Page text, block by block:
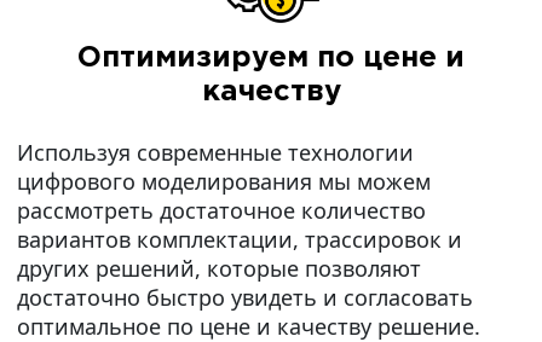
Оптимизируем по цене и
качеству
Используя современные технологии
цифрового моделирования мы можем
рассмотреть достаточное количество
вариантов комплектации, трассировок и
других решений, которые позволяют
достаточно быстро увидеть и согласовать
оптимальное по цене и качеству решение.